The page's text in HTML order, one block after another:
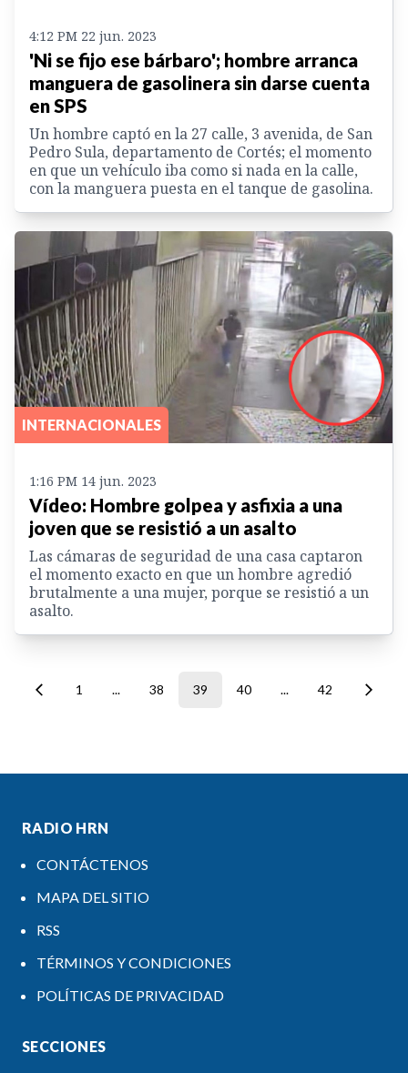
4:12 PM 22 jun. 2023
'Ni se fijo ese bárbaro'; hombre arranca
manguera de gasolinera sin darse cuenta
en SPS
Un hombre captó en la 27 calle, 3 avenida, de San
Pedro Sula, departamento de Cortés; el momento
en que un vehículo iba como si nada en la calle,
con la manguera puesta en el tanque de gasolina.
INTERNACIONALES
1:16 PM 14 jun. 2023
Vídeo: Hombre golpea y asfixia a una
joven que se resistió a un asalto
Las cámaras de seguridad de una casa captaron
el momento exacto en que un hombre agredió
brutalmente a una mujer, porque se resistió a un
asalto.
1 ... 38 39 40 ... 42
RADIO HRN
CONTÁCTENOS
MAPA DEL SITIO
RSS
TÉRMINOS Y CONDICIONES
POLÍTICAS DE PRIVACIDAD
SECCIONES